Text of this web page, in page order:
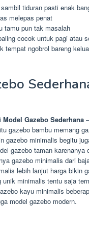
tiduran pasti enak
melepas penat
tamu pun tak masalah
cocok untuk pagi atau
tempat ngobrol bareng
Model Gazebo Sederhana
gazebo bambu memang
gazebo minimalis begitu
gazebo taman karenanya
gazebo minimalis dari
lebih lanjut harga bikin
unik minimalis tentu saja
kayu minimalis
model gazebo modern.